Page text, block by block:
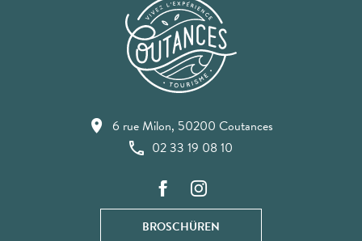
6 rue Milon, 50200 Coutances
02 33 19 08 10
BROSCHÜREN